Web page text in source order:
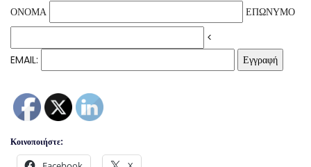
ΟΝΟΜΑ
ΕΠΩΝΥΜΟ
<
EMAIL:
Κοινοποιήστε: